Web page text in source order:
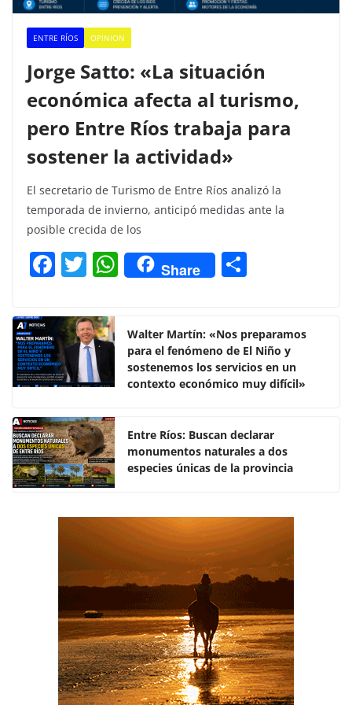
ENTRE RÍOS OPINION
Jorge Satto: «La situación
económica afecta al turismo,
pero Entre Ríos trabaja para
sostener la actividad»
El secretario de Turismo de Entre Ríos analizó la
temporada de invierno, anticipó medidas ante la
posible crecida de los
F
a
c
e
b
o
o
k
T
w
itt
er
W
h
s
A
p
Share
p
ar
tir
Walter Martín: «Nos preparamos
para el fenómeno de El Niño y
sostenemos los servicios en un
contexto económico muy difícil»
Entre Ríos: Buscan declarar
monumentos naturales a dos
especies únicas de la provincia